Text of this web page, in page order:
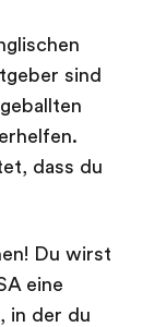
sind
dass du
Du wirst
eine
in der du